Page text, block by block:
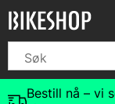
Bestill nå – vi